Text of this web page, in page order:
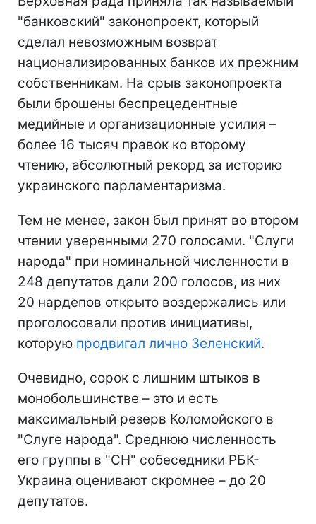
"банковский" законопроект, который
сделал невозможным возврат
национализированных банков их прежним
собственникам. На срыв законопроекта
были брошены беспрецедентные
медийные и организационные усилия –
более 16 тысяч правок ко второму
чтению, абсолютный рекорд за историю
украинского парламентаризма.
Тем не менее, закон был принят во втором
чтении уверенными 270 голосами. "Слуги
народа" при номинальной численности в
248 депутатов дали 200 голосов, из них
20 нардепов открыто воздержались или
проголосовали против инициативы,
которую продвигал лично Зеленский.
Очевидно, сорок с лишним штыков в
монобольшинстве – это и есть
максимальный резерв Коломойского в
"Слуге народа". Среднюю численность
его группы в "СН" собеседники РБК-
Украина оценивают скромнее – до 20
депутатов.